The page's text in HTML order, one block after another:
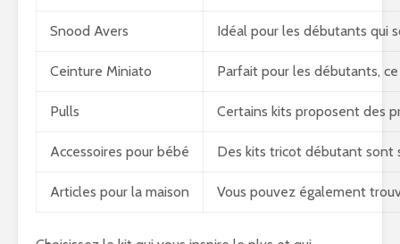
Snood Avers Idéal pour les débutants qui
Ceinture Miniato Parfait pour les débutants,
Pulls Certains kits proposent des
Accessoires pour bébé Des kits tricot débutant sont
Articles pour la maison Vous pouvez également